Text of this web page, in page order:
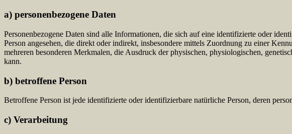
a) personenbezogene Daten
Personenbezogene Daten sind alle Informationen, die sich auf eine identifizierte oder
Person angesehen, die direkt oder indirekt, insbesondere mittels Zuordnung zu einer
mehreren besonderen Merkmalen, die Ausdruck der physischen, physiologischen,
kann.
b) betroffene Person
Betroffene Person ist jede identifizierte oder identifizierbare natürliche Person, deren
c) Verarbeitung